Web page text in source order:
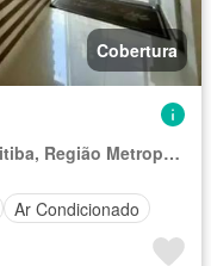
Cobertura
Região Geográfica Imediata de Curitiba, Região Metropolitana de Curitiba
Ar Condicionado